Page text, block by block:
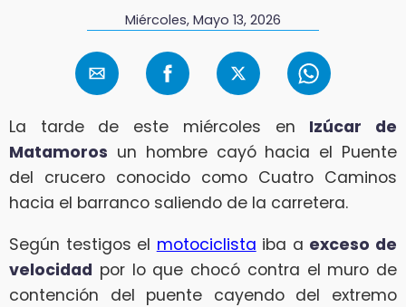
Miércoles, Mayo 13, 2026
La tarde de este miércoles en Izúcar de
Matamoros un hombre cayó hacia el Puente
del crucero conocido como Cuatro Caminos
hacia el barranco saliendo de la carretera.
Según testigos el motociclista iba a exceso de
velocidad por lo que chocó contra el muro de
contención del puente cayendo del extremo